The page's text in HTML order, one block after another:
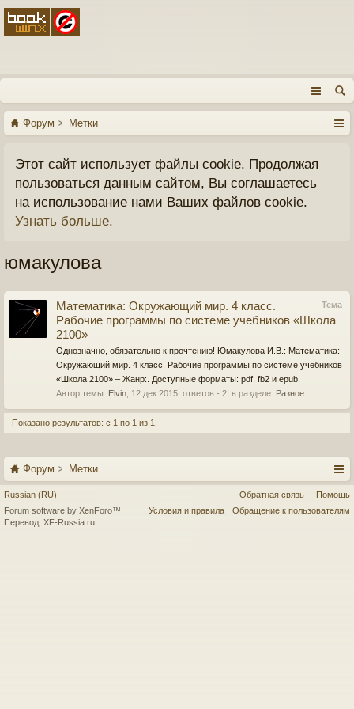
Форум Метки
Этот сайт использует файлы cookie. Продолжая
пользоваться данным сайтом, Вы соглашаетесь
на использование нами Ваших файлов cookie.
Узнать больше.
юмакулова
Тема
Математика: Окружающий мир. 4 класс.
Рабочие программы по системе учебников «Школа
2100»
Однозначно, обязательно к прочтению! Юмакулова И.В.: Математика:
Окружающий мир. 4 класс. Рабочие программы по системе учебников
«Школа 2100» – Жанр:. Доступные форматы: pdf, fb2 и epub.
Автор темы: Elvin 12 дек 2015 , ответов - 2, в разделе: Разное
Показано результатов: с 1 по 1 из 1.
Форум Метки
Russian (RU) Обратная связь
Помощь
Условия и правила
Обращение к пользователям
Forum software by XenForo™
Перевод: XF-Russia.ru